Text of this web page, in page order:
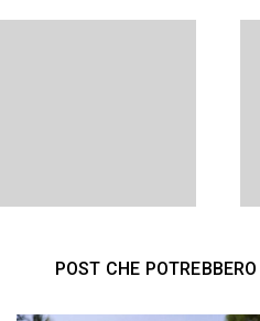
POST CHE